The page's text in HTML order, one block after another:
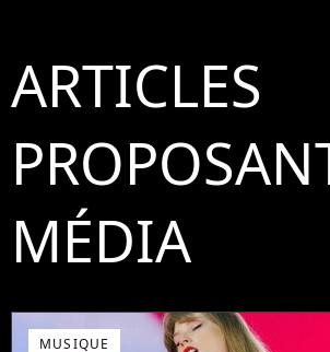
ARTICLES
MÉDIA
MUSIQUE